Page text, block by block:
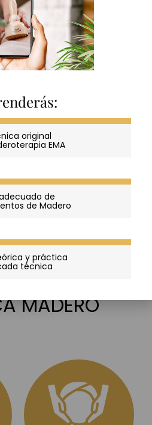
MADERO
original
EMA
de
de Madero
y práctica
técnica